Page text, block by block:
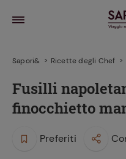
Sapori& Ricette degli Chef
Fusilli
finocchietto
Preferiti